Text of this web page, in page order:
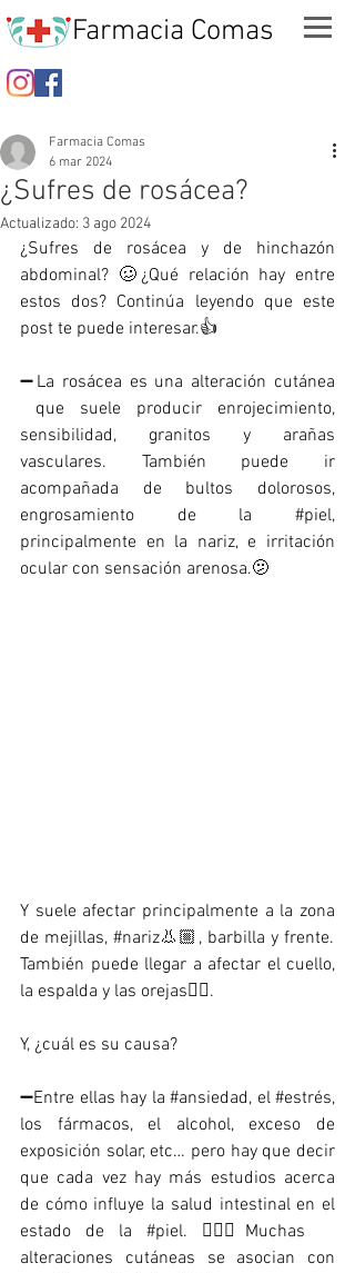
Farmacia Comas
¿Sufres de rosácea?
Farmacia Comas
6 mar 2024
Actualizado: 3 ago 2024
¿Sufres de rosácea y de hinchazón
abdominal? 🥴¿Qué relación hay entre
estos dos? Continúa leyendo que este
post te puede interesar.👍
➖La rosácea es una alteración cutánea
que suele producir enrojecimiento,
sensibilidad, granitos y arañas
vasculares. También puede ir
acompañada de bultos dolorosos,
engrosamiento de la #piel,
principalmente en la nariz, e irritación
ocular con sensación arenosa.🫤
Y suele afectar principalmente a la zona
de mejillas, #nariz👃🏼, barbilla y frente.
También puede llegar a afectar el cuello,
la espalda y las orejas👂🏼.
Y, ¿cuál es su causa?
➖Entre ellas hay la #ansiedad, el #estrés,
los fármacos, el alcohol, exceso de
exposición solar, etc… pero hay que decir
que cada vez hay más estudios acerca
de cómo influye la salud intestinal en el
estado de la #piel. 🤷🏻‍♂️Muchas
alteraciones cutáneas se asocian con